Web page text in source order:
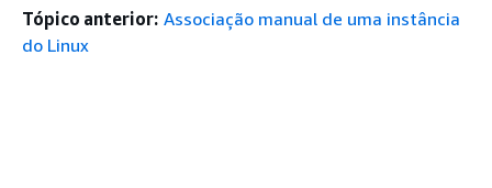
Tópico anterior: Associação manual de uma instância
do Linux